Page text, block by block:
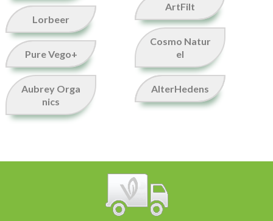
Lorbeer
Pure Vego+
Aubrey Orga
nics
ArtFilt
Cosmo Natur
el
AlterHedens